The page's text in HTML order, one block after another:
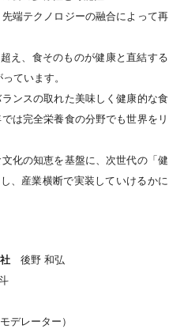
端テクノロジーの融合によって再
え、食そのものが健康と直結する
ています。
ンスの取れた美味しく健康的な食
は完全栄養食の分野でも世界をリ
化の知恵を基盤に、次世代の「健
、産業横断で実装していけるかに
後野 和弘
デレーター）